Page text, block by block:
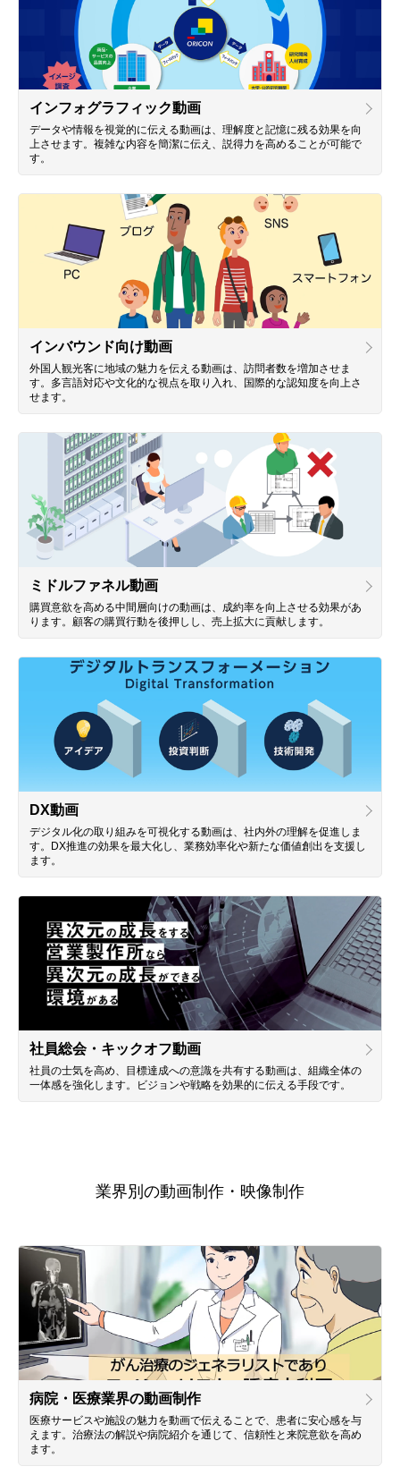
インフォグラフィック動画
データや情報を視覚的に伝える動画は、理解度と記憶に残る効果を向
上させます。複雑な内容を簡潔に伝え、説得力を高めることが可能で
す。
インバウンド向け動画
外国人観光客に地域の魅力を伝える動画は、訪問者数を増加させま
す。多言語対応や文化的な視点を取り入れ、国際的な認知度を向上さ
せます。
ミドルファネル動画
購買意欲を高める中間層向けの動画は、成約率を向上させる効果があ
ります。顧客の購買行動を後押しし、売上拡大に貢献します。
DX動画
デジタル化の取り組みを可視化する動画は、社内外の理解を促進しま
す。DX推進の効果を最大化し、業務効率化や新たな価値創出を支援し
ます。
社員総会・キックオフ動画
社員の士気を高め、目標達成への意識を共有する動画は、組織全体の
一体感を強化します。ビジョンや戦略を効果的に伝える手段です。
業界別の動画制作・映像制作
病院・医療業界の動画制作
医療サービスや施設の魅力を動画で伝えることで、患者に安心感を与
えます。治療法の解説や病院紹介を通じて、信頼性と来院意欲を高め
ます。